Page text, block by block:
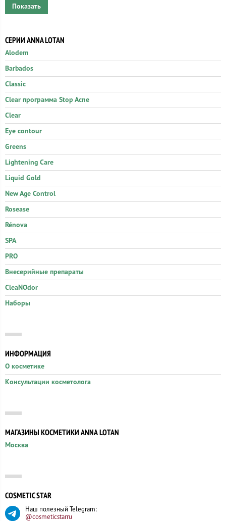
СЕРИИ ANNA LOTAN
Alodem
Barbados
Classic
Clear программа Stop Acne
Clear
Eye contour
Greens
Lightening Care
Liquid Gold
New Age Control
Rosease
Rénova
SPA
PRO
Внесерийные препараты
CleaNOdor
Наборы
ИНФОРМАЦИЯ
О косметике
Консультации косметолога
МАГАЗИНЫ КОСМЕТИКИ ANNA LOTAN
Москва
COSMETIC STAR
Наш полезный Telegram:
@cosmeticstarru